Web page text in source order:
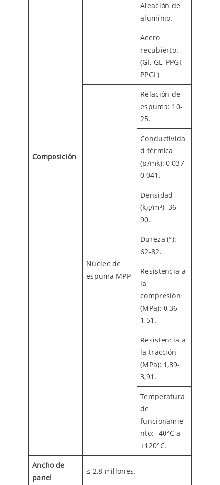
Composición
Aleación de
aluminio.
Acero
recubierto.
(GI, GL, PPGI,
PPGL)
Núcleo de
espuma MPP
Relación de
espuma: 10-
25.
Conductivida
d térmica
(p/mk): 0,037-
0,041.
Densidad
(kg/m³): 36-
90.
Dureza (°):
62-82.
Resistencia a
la
compresión
(MPa): 0,36-
1,51.
Resistencia a
la tracción
(MPa): 1,89-
3,91.
Temperatura
de
funcionamie
nto: -40°C a
+120°C.
Ancho de
panel
≤ 2,8 millones.